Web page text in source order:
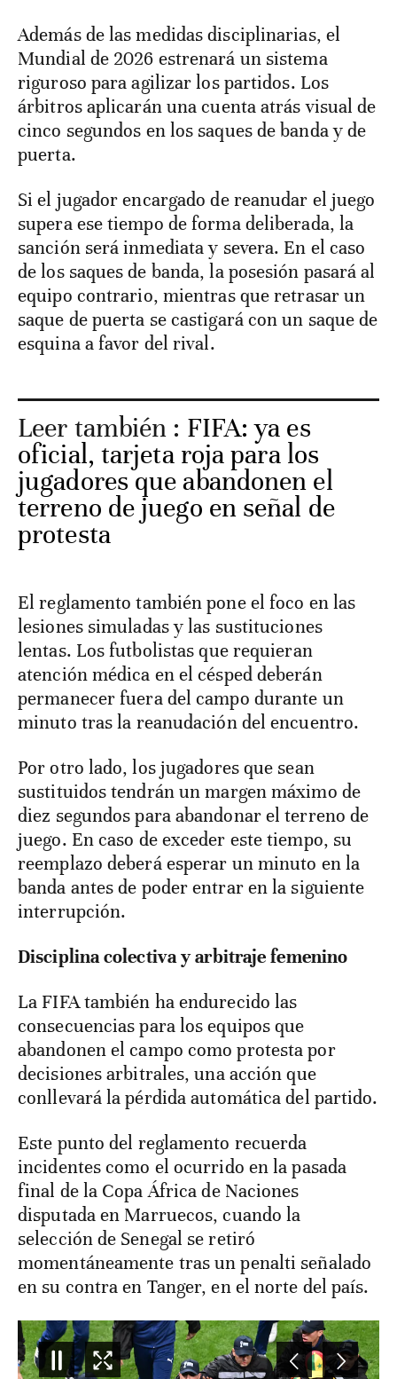
Además de las medidas disciplinarias, el
Mundial de 2026 estrenará un sistema
riguroso para agilizar los partidos. Los
árbitros aplicarán una cuenta atrás visual de
cinco segundos en los saques de banda y de
puerta.
Si el jugador encargado de reanudar el juego
supera ese tiempo de forma deliberada, la
sanción será inmediata y severa. En el caso
de los saques de banda, la posesión pasará al
equipo contrario, mientras que retrasar un
saque de puerta se castigará con un saque de
esquina a favor del rival.
Leer también : FIFA: ya es
oficial, tarjeta roja para los
jugadores que abandonen el
terreno de juego en señal de
protesta
El reglamento también pone el foco en las
lesiones simuladas y las sustituciones
lentas. Los futbolistas que requieran
atención médica en el césped deberán
permanecer fuera del campo durante un
minuto tras la reanudación del encuentro.
Por otro lado, los jugadores que sean
sustituidos tendrán un margen máximo de
diez segundos para abandonar el terreno de
juego. En caso de exceder este tiempo, su
reemplazo deberá esperar un minuto en la
banda antes de poder entrar en la siguiente
interrupción.
Disciplina colectiva y arbitraje femenino
La FIFA también ha endurecido las
consecuencias para los equipos que
abandonen el campo como protesta por
decisiones arbitrales, una acción que
conllevará la pérdida automática del partido.
Este punto del reglamento recuerda
incidentes como el ocurrido en la pasada
final de la Copa África de Naciones
disputada en Marruecos, cuando la
selección de Senegal se retiró
momentáneamente tras un penalti señalado
en su contra en Tanger, en el norte del país.